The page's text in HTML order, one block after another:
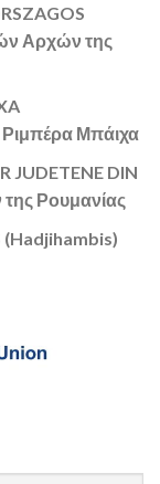
Αρχών της
Ριμπέρα Μπάιχα
JUDETENE DIN
Ρουμανίας
(Hadjihambis)